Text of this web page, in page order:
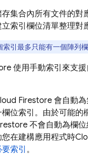
集合內所有文件的對
索引欄位清單整理對
索引最多只能有一個陣列欄
使用手動索引來支
Firestore 會自動
位索引。由於可能的
不會自動為欄
在建構應用程式時
索引 。